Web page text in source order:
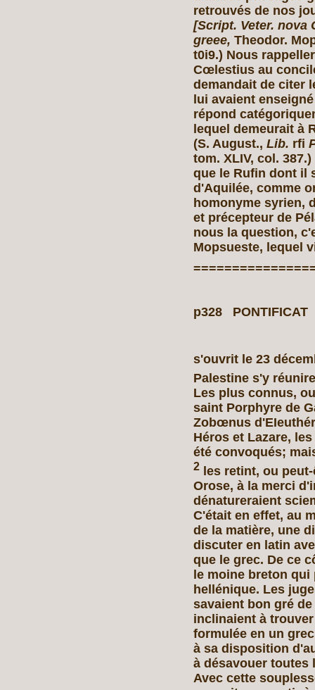
retrouvés de nos
[Script. Veter. nova
greee, Theodor.
t0i9.) Nous
Cœlestius au
demandait de citer
lui avaient
répond
lequel demeurait à
(S. August., Lib. rfi
tom. XLIV, col.
que le Rufin dont il
d'Aquilée, comme
homonyme syrien,
et précepteur de
nous la question,
Mopsueste, lequel
p328 PONTIFICAT
s'ouvrit le 23
Palestine s'y
Les plus connus,
saint Porphyre de
Zobœnus
Héros et Lazare,
été convoqués;
2 les retint, ou
Orose, à la merci
dénatureraient
C'était en effet, au
de la matière, une
discuter en latin
que le grec. De ce
le moine breton
hellénique. Les
savaient bon gré
inclinaient à
formulée en un
à sa disposition
à désavouer
Avec cette